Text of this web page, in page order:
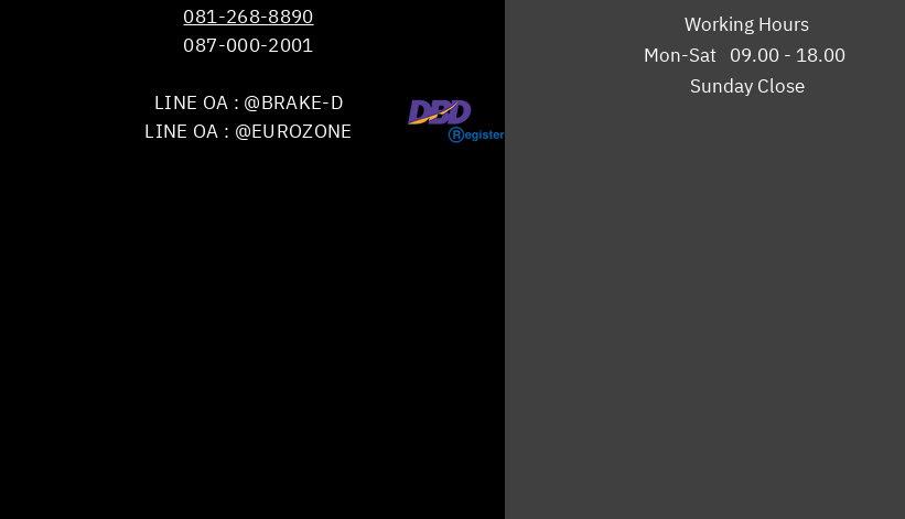
081-268-8890
087-000-2001
LINE OA : @BRAKE-D
LINE OA : @EUROZONE
Working Hours
Mon-Sat 09.00 - 18.00
Sunday Close